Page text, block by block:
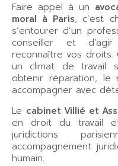
Faire appel à un
moral à Paris, c’est
s’entourer d’un
conseiller et
reconnaître vos droits.
un climat de travail
obtenir réparation, le
accompagner avec
Le cabinet Villié et
en droit du travail
juridictions
accompagnement
humain.